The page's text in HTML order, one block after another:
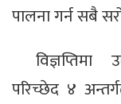
पालना गर्न सबै
परिच्छेद ४